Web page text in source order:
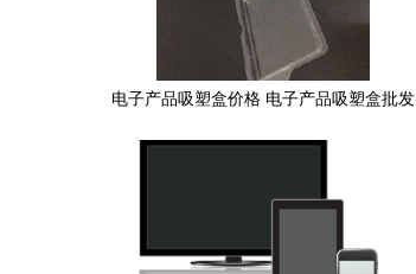
电子产品吸塑盒价格 电子产品吸塑盒批发